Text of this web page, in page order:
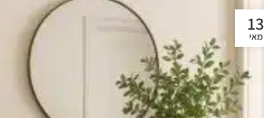
13
מאי